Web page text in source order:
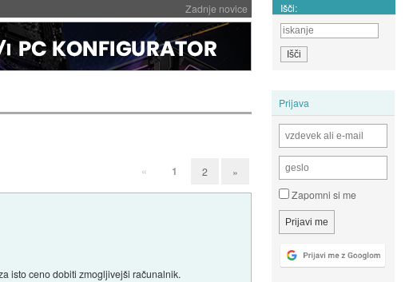
Zadnje novice Išči:
Prijava
Zapomni si me
« 1 2 »
isto ceno dobiti zmogljivejši računalnik.